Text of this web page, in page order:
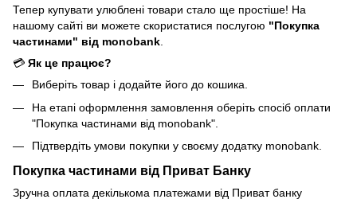
Тепер купувати улюблені товари стало ще простіше! На
нашому сайті ви можете скористатися послугою "Покупка
частинами" від monobank.
💳 Як це працює?
Виберіть товар і додайте його до кошика.
На етапі оформлення замовлення оберіть спосіб оплати
"Покупка частинами від monobank".
Підтвердіть умови покупки у своєму додатку monobank.
Покупка частинами від Приват Банку
Зручна оплата декількома платежами від Приват банку